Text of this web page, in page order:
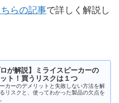
ちらの記事で詳しく解説し
ロが解説】ミライスピーカーの
ト！買うリスクは１つ
カーのデメリットと失敗しない方法を解
リスクと、使ってわかった製品の欠点を